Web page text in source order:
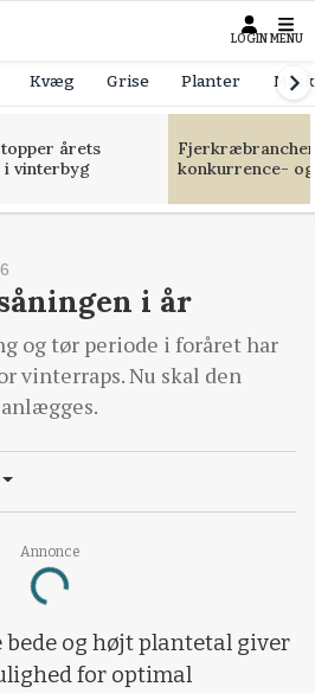
LOGIN MENU
Kvæg Grise Planter
årets
vinterbyg
konkurrence-
Annonce
Loading...
i år
og tør periode i foråret har
vinterraps. Nu skal den
bede og højt plantetal giver
for optimal